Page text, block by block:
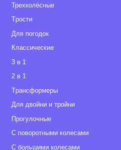
Трехколёсные
Tрости
Для погодок
Классические
3 в 1
2 в 1
Tрансформеры
Для двойни и тройни
Прогулочные
С поворотными колесами
С большими колесами